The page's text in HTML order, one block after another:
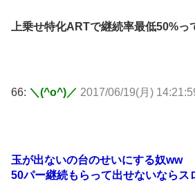
上乗せ特化ARTで継続率最低50%
66: ＼(^o^)／ 2017/06/19(月)
玉が出ないの台のせいにする奴ww
50パー継続もらって出せないならス